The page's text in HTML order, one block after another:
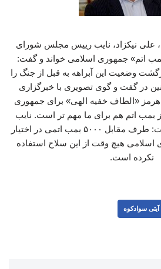
علی نیکزاد، نایب رییس مجلس شورای
اتم» جمهوری اسلامی خواند و گفت:
وضعیت این آبراهه به قبل از جنگ را
در گفت و گوی تصویری با خبرگزاری
«الطاف خفیه الهی» برای جمهوری
بمب اتم هم برای ما مهم تر است. نایب
رییس مجلس همچنین گفت: طرف مقابل ۵۰۰۰ بمب اتمی در اختیار
اسلامی هیچ وقت از این سلاح استفاده
نکرده است.
آیتی سوادکوه